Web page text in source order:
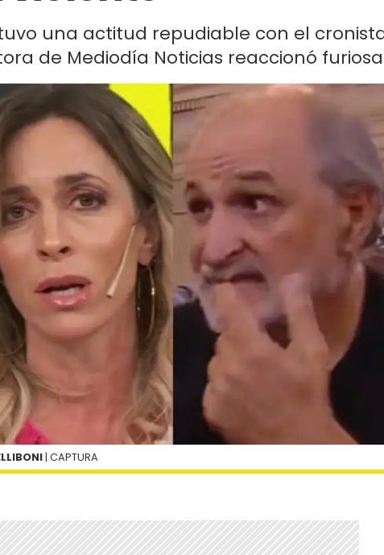
una actitud repudiable con el
de Mediodía Noticias reaccionó
| CAPTURA